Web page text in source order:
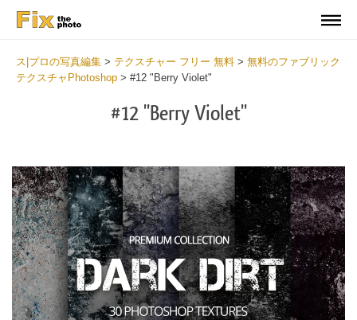
ス|プロの写真編集 > テクスチャー フリー 無料 > 無料のファブリック
テクスチャPhotoshop > #12 "Berry Violet"
#12 "Berry Violet"